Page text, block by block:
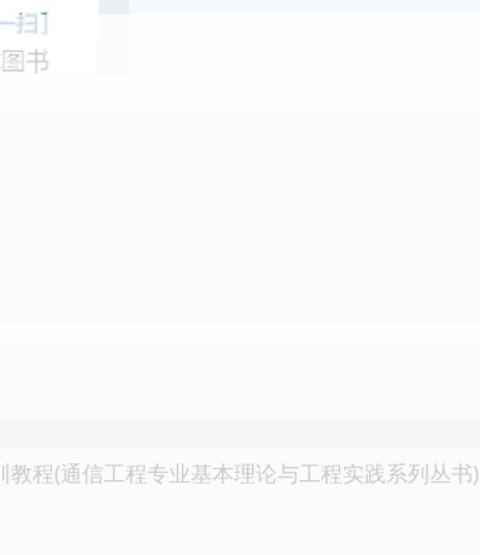
教程(通信工程专业基本理论与工程实践系列丛书)